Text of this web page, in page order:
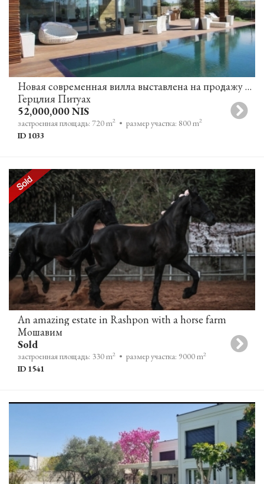
Новая современная вилла выставлена на продажу в Герцлия Питуах
Герцлия Питуах
52,000,000 NIS
застроенная площадь: 720 m2 • размер участка: 800 m2
ID 1033
An amazing estate in Rashpon with a horse farm
Мошавим
Sold
застроенная площадь: 330 m2 • размер участка: 9000 m2
ID 1541